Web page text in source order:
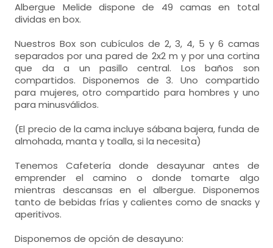
Albergue Melide dispone de 49 camas en total
dividas en box.
Nuestros Box son cubículos de 2, 3, 4, 5 y 6 camas
separados por una pared de 2x2 m y por una cortina
que da a un pasillo central. Los baños son
compartidos. Disponemos de 3. Uno compartido
para mujeres, otro compartido para hombres y uno
para minusválidos.
(El precio de la cama incluye sábana bajera, funda de
almohada, manta y toalla, si la necesita)
Tenemos Cafetería donde desayunar antes de
emprender el camino o donde tomarte algo
mientras descansas en el albergue. Disponemos
tanto de bebidas frías y calientes como de snacks y
aperitivos.
Disponemos de opción de desayuno: